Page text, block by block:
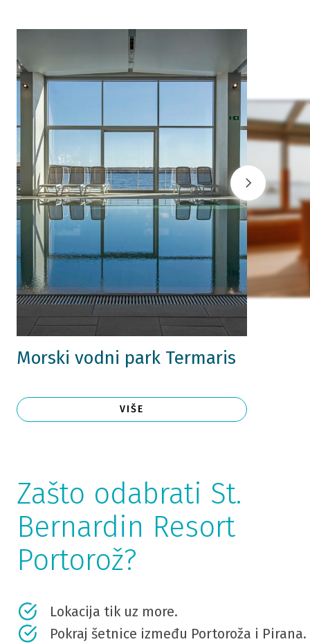
Morski vodni park Termaris
VIŠE
Zašto odabrati St.
Bernardin Resort
Portorož?
Lokacija tik uz more.
Pokraj šetnice između Portoroža i Pirana.